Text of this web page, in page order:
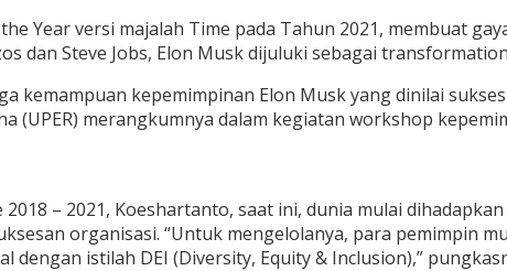
Year versi majalah Time pada Tahun 2021, membuat
dan Steve Jobs, Elon Musk dijuluki sebagai
kemampuan kepemimpinan Elon Musk yang dinilai
merangkumnya dalam kegiatan workshop
– 2021, Koeshartanto, saat ini, dunia mulai
organisasi. “Untuk mengelolanya, para pemimpin
istilah DEI (Diversity, Equity & Inclusion),”